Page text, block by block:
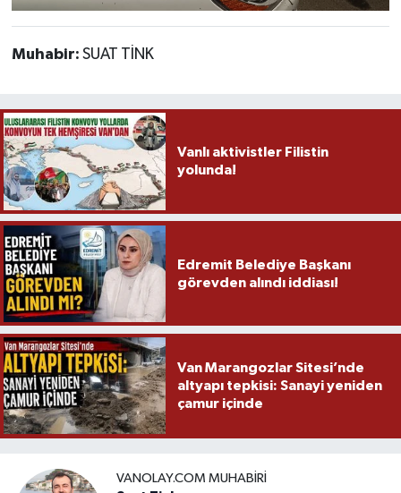
Muhabir: SUAT TİNK
Vanlı aktivistler Filistin
yolunda!
Edremit Belediye Başkanı
görevden alındı iddiası!
Van Marangozlar Sitesi’nde
altyapı tepkisi: Sanayi yeniden
çamur içinde
VANOLAY.COM MUHABIRI